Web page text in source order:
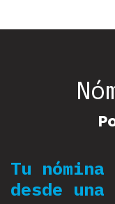
Tu
desde